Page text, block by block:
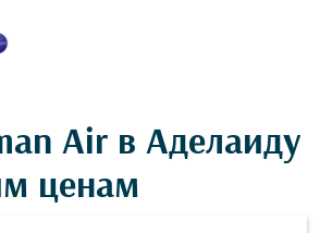
Air в Аделаиду
ценам